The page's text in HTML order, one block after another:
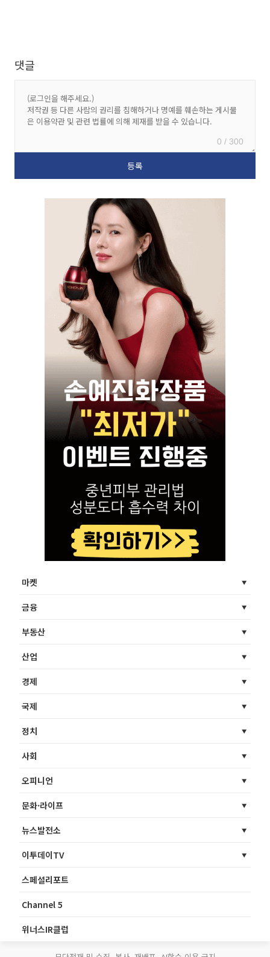
댓글
0 / 300
마켓
금융
부동산
산업
경제
국제
정치
사회
오피니언
문화·라이프
뉴스발전소
이투데이TV
스페셜리포트
Channel 5
위너스IR클럽